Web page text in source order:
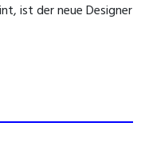
ist der neue Designer